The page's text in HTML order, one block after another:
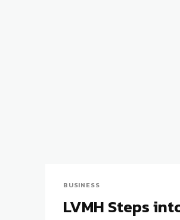
BUSINESS
LVMH Steps